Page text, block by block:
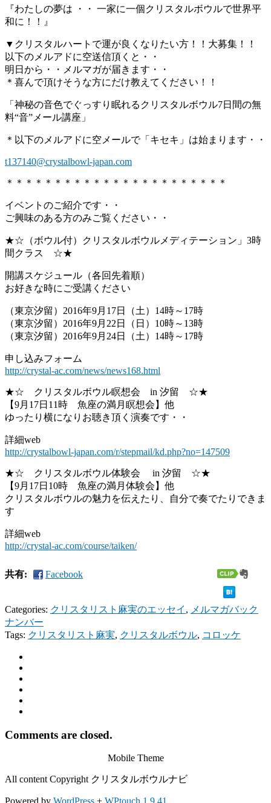
『わたしの夢は ・・ 一家に一個クリスタルボウルで世界平
和に！！』
▼クリスタルハートで運が良くなりたい方！！大募集！！
以下のメルアドに空送信頂くと・・
明日から・・メルマガが届きます・・
＊喜んで頂けそうな方にだけ教えてください！！
「神秘の音色でぐっすり眠れるクリスタルボウル7日間の無
料“音”メール講座」
＊以下のメルアドに空メールで「キセキ」は始まります・・
t137140@crystalbowl-japan.com
＊＊＊＊＊＊＊＊＊＊＊＊＊＊＊＊＊＊＊＊＊＊＊
イベントのご紹介です・・
ご興味のある方のみご覧ください・・
★☆（ボウル付）クリスタルボウルメディテーション」3時
間クラス ☆★
開講スケジュール（各回先着順）
お好きな時にご受講ください
（東京汐留）2016年9月17日（土）14時～17時
（東京汐留）2016年9月22日（日）10時～13時
（東京汐留）2016年9月24日（土）14時～17時
申し込みフォーム
http://crystal-ac.com/news/news168.html
★☆ クリスタルボウル瞑想会 in 汐留 ☆★
【9月17日11時 魚座の満月瞑想会】他
ゆったり横になりお聴き頂く演奏です・・
詳細web
http://crystalbowl-japan.com/r/stepmail/kd.php?no=147509
★☆ クリスタルボウル体験会 in 汐留 ☆★
【9月17日10時 魚座の満月体験会】他
クリスタルボウルの魅力を伝えたり、自分で奏でたりできま
す
詳細web
http://crystal-ac.com/course/taiken/
共有: Facebook
Categories: クリスタリスト麻実のエッセイ , メルマガバック
ナンバー
Tags: クリスタリスト麻実, クリスタルボウル, コロッケ
Comments are closed.
Mobile Theme
All content Copyright クリスタルボウルナビ